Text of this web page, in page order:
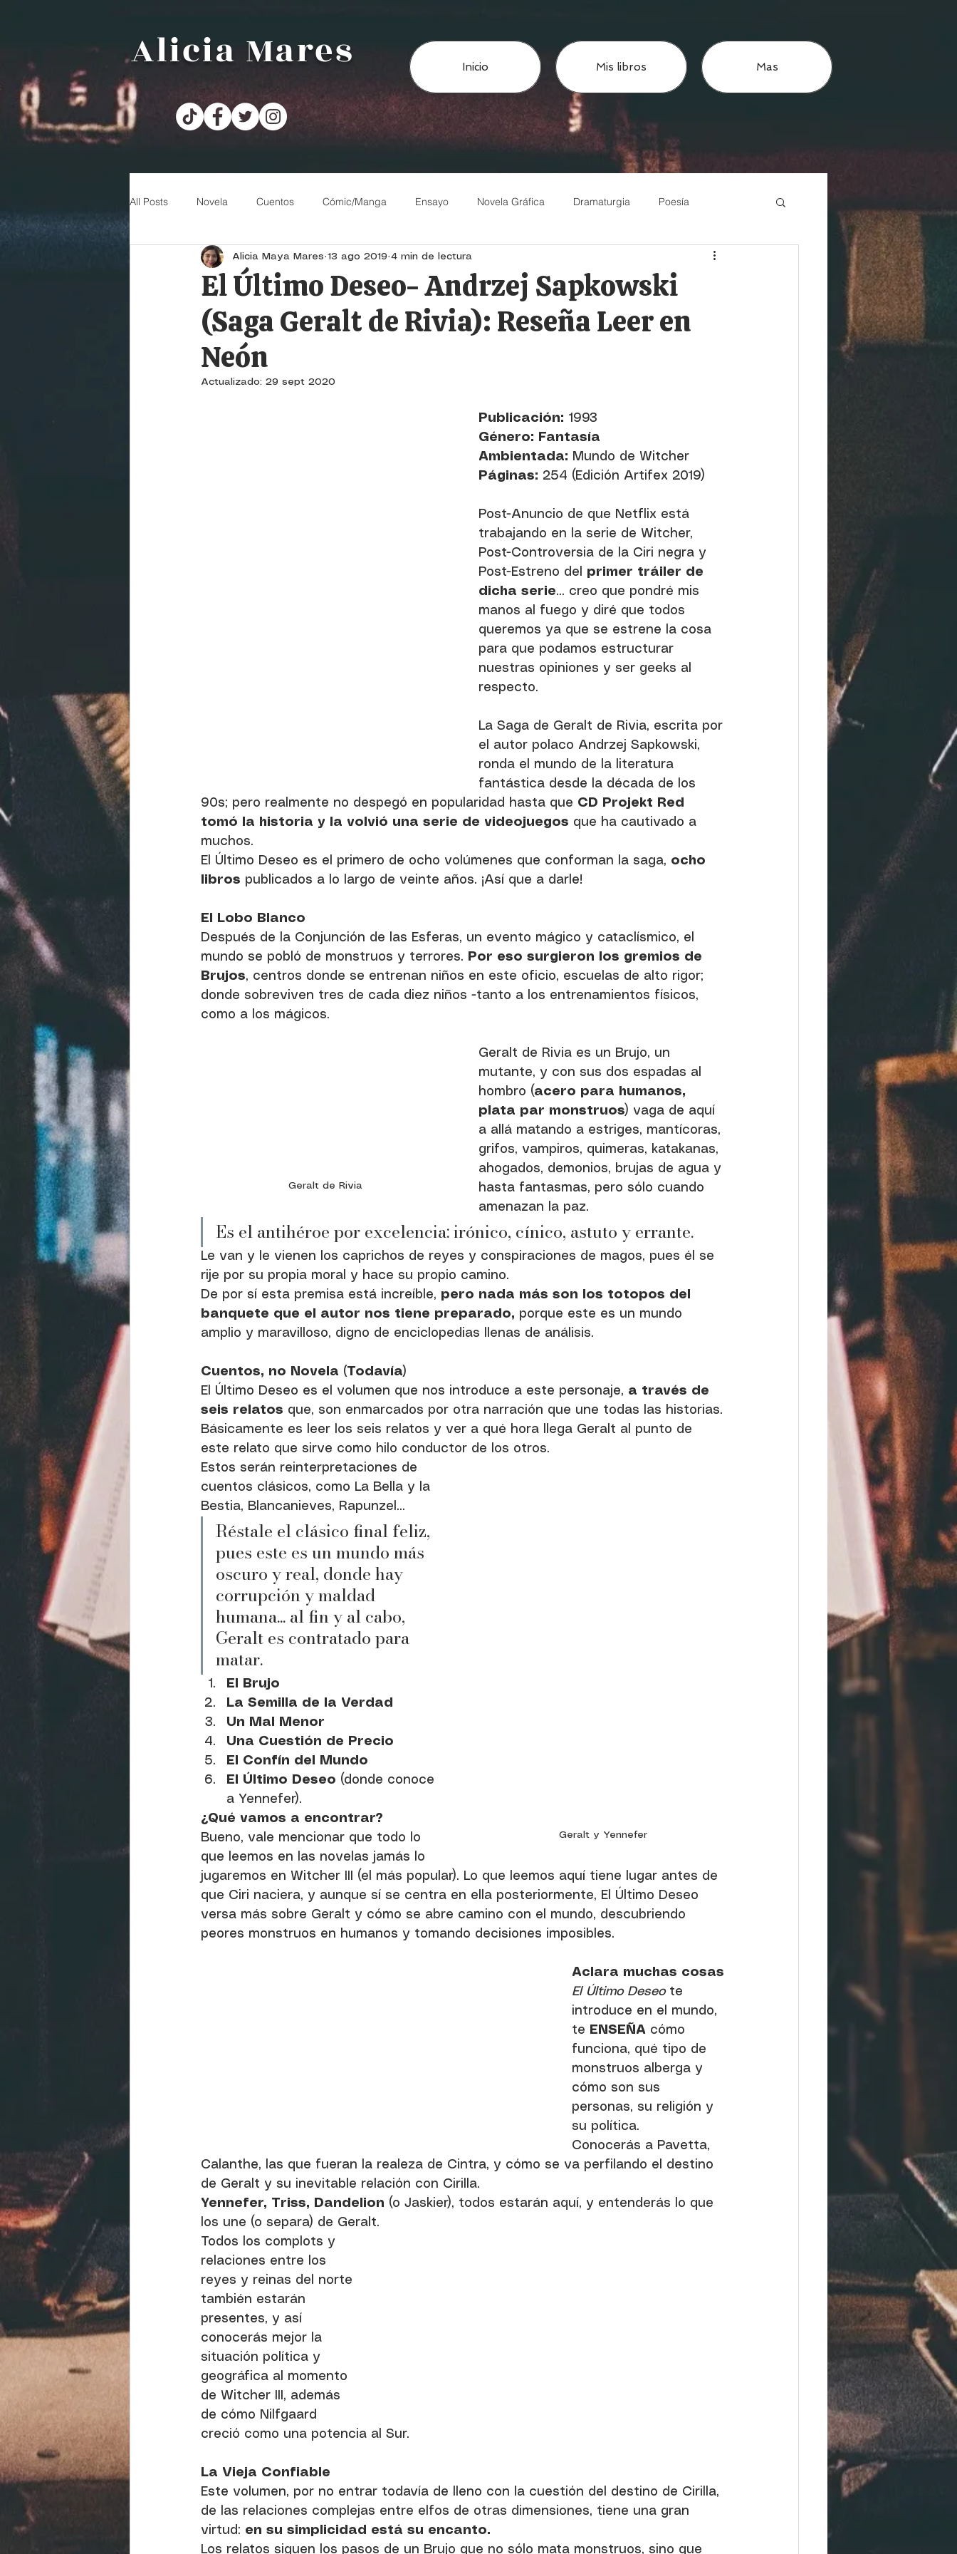
Alicia Mares Inicio Mis libros Mas
All Posts Novela Cuentos Cómic/Manga Ensayo Novela Gráfica Dramaturgia Poesía
Mis chismes literarios Sui Generis Análisis Literario
El Último Deseo- Andrzej Sapkowski
(Saga Geralt de Rivia): Reseña Leer en
Neón
Alicia Maya Mares 13 ago 2019 4 min de lectura
Actualizado: 29 sept 2020
Publicación: 1993
Género: Fantasía
Ambientada: Mundo de Witcher
Páginas: 254 (Edición Artifex 2019)
Post-Anuncio de que Netflix está
trabajando en la serie de Witcher,
Post-Controversia de la Ciri negra y
Post-Estreno del primer tráiler de
dicha serie... creo que pondré mis
manos al fuego y diré que todos
queremos ya que se estrene la cosa
para que podamos estructurar
nuestras opiniones y ser geeks al
respecto.
La Saga de Geralt de Rivia, escrita por
el autor polaco Andrzej Sapkowski,
ronda el mundo de la literatura
fantástica desde la década de los
90s; pero realmente no despegó en popularidad hasta que CD Projekt Red
tomó la historia y la volvió una serie de videojuegos que ha cautivado a
muchos.
El Último Deseo es el primero de ocho volúmenes que conforman la saga, ocho
libros publicados a lo largo de veinte años. ¡Así que a darle!
El Lobo Blanco
Después de la Conjunción de las Esferas, un evento mágico y cataclísmico, el
mundo se pobló de monstruos y terrores.
Por eso surgieron los gremios de
Brujos, centros donde se entrenan niños en este oficio, escuelas de alto rigor;
donde sobreviven tres de cada diez niños -tanto a los entrenamientos físicos,
como a los mágicos.
Geralt de Rivia
Geralt de Rivia es un Brujo, un
mutante, y con sus dos espadas al
hombro (acero para humanos,
plata par monstruos) vaga de aquí
a allá matando a estriges, mantícoras,
grifos, vampiros, quimeras, katakanas,
ahogados, demonios, brujas de agua y
hasta fantasmas, pero sólo cuando
amenazan la paz.
Es el antihéroe por excelencia: irónico, cínico, astuto y errante.
Le van y le vienen los caprichos de reyes y conspiraciones de magos, pues él se
rije por su propia moral y hace su propio camino.
De por sí esta premisa está increíble, pero nada más son los totopos del
banquete que el autor nos tiene preparado, porque este es un mundo
amplio y maravilloso, digno de enciclopedias llenas de análisis.
Cuentos, no Novela (Todavía)
El Último Deseo es el volumen que nos introduce a este personaje, a través de
seis relatos que, son enmarcados por otra narración que une todas las historias.
Básicamente es leer los seis relatos y ver a qué hora llega Geralt al punto de
este relato que sirve como hilo conductor de los otros.
Geralt y Yennefer
Estos serán reinterpretaciones de
cuentos clásicos, como La Bella y la
Bestia, Blancanieves, Rapunzel...
Réstale el clásico final feliz,
pues este es un mundo más
oscuro y real, donde hay
corrupción y maldad
humana... al fin y al cabo,
Geralt es contratado para
matar.
El Brujo
La Semilla de la Verdad
Un Mal Menor
Una Cuestión de Precio
El Confín del Mundo
El Último Deseo (donde conoce
a Yennefer).
¿Qué vamos a encontrar?
Bueno, vale mencionar que todo lo
que leemos en las novelas jamás lo
jugaremos en Witcher III (el más popular). Lo que leemos aquí tiene lugar antes de
que Ciri naciera, y aunque sí se centra en ella posteriormente, El Último Deseo
versa más sobre Geralt y cómo se abre camino con el mundo, descubriendo
peores monstruos en humanos y tomando decisiones imposibles.
Aclara muchas cosas
El Último Deseo te
introduce en el mundo,
te
ENSEÑA cómo
funciona, qué tipo de
monstruos alberga y
cómo son sus
personas, su religión y
su política.
Conocerás a Pavetta,
Calanthe, las que fueran la realeza de Cintra, y cómo se va perfilando el destino
de Geralt y su inevitable relación con Cirilla.
Yennefer, Triss, Dandelion (o Jaskier), todos estarán aquí, y entenderás lo que
los une (o separa) de Geralt.
Todos los complots y
relaciones entre los
reyes y reinas del norte
también estarán
presentes, y así
conocerás mejor la
situación política y
geográfica al momento
de Witcher III, además
de cómo Nilfgaard
creció como una potencia al Sur.
La Vieja Confiable
Este volumen, por no entrar todavía de lleno con la cuestión del destino de Cirilla,
de las relaciones complejas entre elfos de otras dimensiones, tiene una gran
virtud: en su simplicidad está su encanto.
Los relatos siguen los pasos de un Brujo que no sólo mata monstruos, sino que